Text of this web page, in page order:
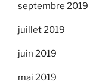
septembre 2019
juillet 2019
juin 2019
mai 2019